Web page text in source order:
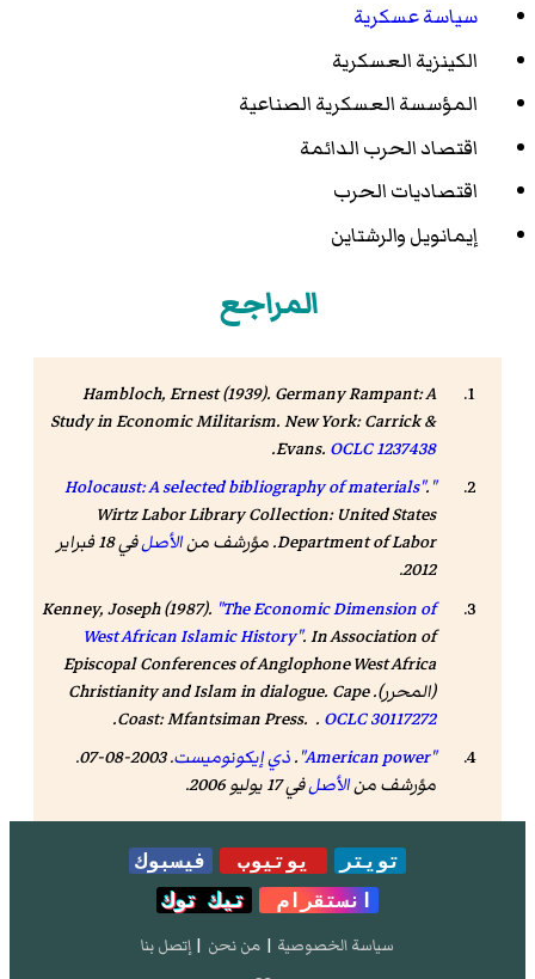
سياسة عسكرية
الكينزية العسكرية
المؤسسة العسكرية الصناعية
اقتصاد الحرب الدائمة
اقتصاديات الحرب
إيمانويل والرشتاين
المراجع
Hambloch, Ernest (1939). Germany Rampant: A
Study in Economic Militarism. New York: Carrick &
Evans. OCLC1237438
.
"Holocaust: A selected bibliography of materials"
.
Wirtz Labor Library Collection: United States
Department of Labor. مؤرشف من
الأصل
في 18 فبراير
2012
.
Kenney, Joseph (1987). "The Economic Dimension of
West African Islamic History". In Association of
Episcopal Conferences of Anglophone West Africa
(المحرر).
Christianity and Islam in dialogue. Cape
Coast: Mfantsiman Press. . OCLC30117272
.
"American power"
.ذي إيكونوميست
. 2003-08-07.
مؤرشف منالأصلفي 17 يوليو 2006 .
تويتر يوتيوب
فيسبوك
انستقرام
تيك توك
سياسة الخصوصية | من نحن | إتصل بنا